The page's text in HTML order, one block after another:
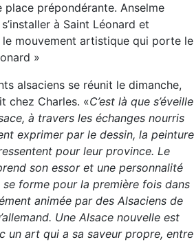
place prépondérante. Anselme
à Saint Léonard et
mouvement artistique qui porte le
»
alsaciens se réunit le dimanche,
chez Charles. «C’est là que s’éveille
à travers les échanges nourris
exprimer par le dessin, la peinture
pour leur province. Le
son essor et une personnalité
forme pour la première fois dans
animée par des Alsaciens de
Une Alsace nouvelle est
un art qui a sa saveur propre, entre